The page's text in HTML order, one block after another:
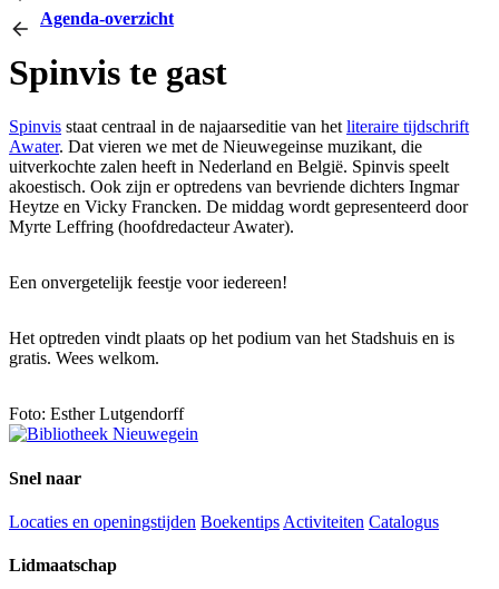
Agenda-overzicht
Spinvis te gast
Spinvis staat centraal in de najaarseditie van hetliteraire tijdschrift
Awater. Dat vieren we met de Nieuwegeinse muzikant, die
uitverkochte zalen heeft in Nederland en België. Spinvis speelt
akoestisch. Ook zijn er optredens van bevriende dichters Ingmar
Heytze en Vicky Francken. De middag wordt gepresenteerd door
Myrte Leffring (hoofdredacteur Awater).
Een onvergetelijk feestje voor iedereen!
Het optreden vindt plaats op het podium van het Stadshuis en is
gratis. Wees welkom.
Foto: Esther Lutgendorff
Snel naar
Locaties en openingstijden Boekentips Activiteiten Catalogus
Lidmaatschap